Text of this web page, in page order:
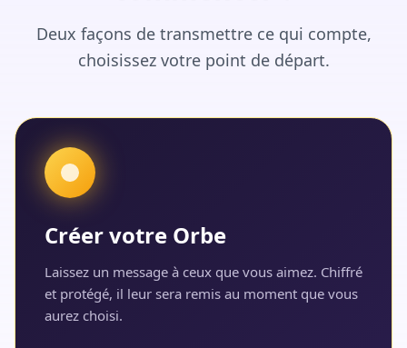
Deux façons de transmettre ce qui compte,
choisissez votre point de départ.
Créer votre Orbe
Laissez un message à ceux que vous aimez. Chiffré
et protégé, il leur sera remis au moment que vous
aurez choisi.